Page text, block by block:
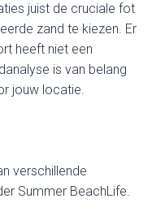
juist de cruciale fot
zand te kiezen. Er
heeft niet een
is van belang
jouw locatie.
verschillende
Summer BeachLife.